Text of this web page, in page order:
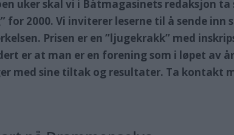
uker skal vi i Båtmagasinets redaksjon
for 2000. Vi inviterer leserne til å sende
Prisen er en ”ljugekrakk” med
er at man er en forening som i løpet av
med sine tiltak og resultater. Ta kontakt